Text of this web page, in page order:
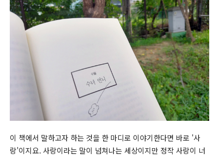
이 책에서 말하고자 하는 것을 한 마디로 이야기한다면 바로 '사
랑'이지요. 사랑이라는 말이 넘쳐나는 세상이지만 정작 사랑이 너